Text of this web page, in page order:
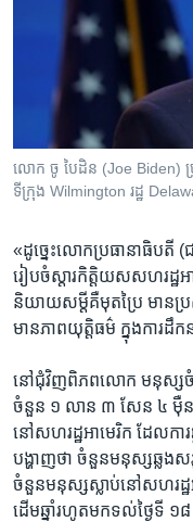
លោក ចូ បៃដិន (Joe Biden) ប្
ទីក្រុង Wilmington រដ្ឋ
«ដូច្នេះ​លោក​ប្រធានាធិបតី​
រៀបចំ​ស្តារ​កិត្តិយស​សហ​រដ្
និយាយ​សម្តី​គឺ​មុត​ប្រៃ​ មាន​
មាន​ភាព​យុត្តិធម៌ ​ក្នុង​ការ​ដឹ
នៅជុំវិញ​ពិភពលោក មនុស្ស​ចំ
ចំនួន​ ១ ​លាន ​៣ ​សែន​ ៤ ​ម៉ឺន​
នៅ​សហ​រដ្ឋ​អាមេរិក​ ដែល​ការ​
បង្ហាញ​ថា ​ចំនួន​មនុស្ស​ឆ្លង​
ចំនួន​មនុស្ស​ស្លាប់នៅសហរដ្
ដើម​ឆ្នាំ​រហូត​មក​ទល់​ថ្ងៃទី​ ១៨